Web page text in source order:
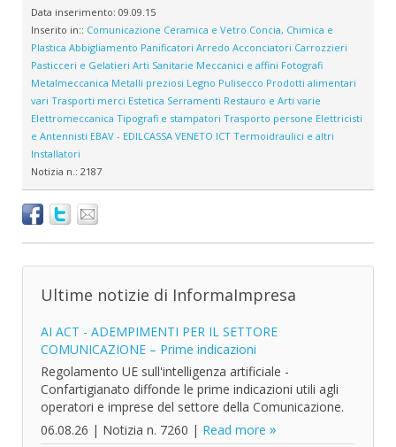
Data inserimento: 09.09.15
Inserito in:: Comunicazione Ceramica e Vetro Concia, Chimica e
Plastica Abbigliamento Panificatori Arredo Acconciatori Carrozzieri
Pasticceri e Gelatieri Arti Sanitarie Meccanici e affini Fotografi
Metalmeccanica Metalli preziosi Legno Pulisecco Prodotti alimentari
vari Trasporti merci Estetica Serramenti Restauro e Arti varie
Elettromeccanica Tipografi e stampatori Trasporto persone Elettricisti
e Antennisti EBAV - EDILCASSA VENETO ICT Termoidraulici e altri
Installatori
Notizia n.: 2187
Ultime notizie di InformaImpresa
AI ACT - ADEMPIMENTI PER IL SETTORE
COMUNICAZIONE – Prime indicazioni
Regolamento UE sull'intelligenza artificiale -
Confartigianato diffonde le prime indicazioni utili agli
operatori e imprese del settore della Comunicazione.
06.08.26 | Notizia n. 7260 | Read more